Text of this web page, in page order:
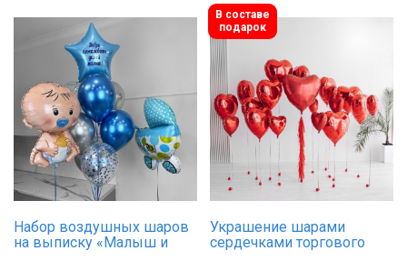
Набор воздушных шаров
на выписку «Малыш и
В составе
подарок
Украшение шарами
сердечками торгового